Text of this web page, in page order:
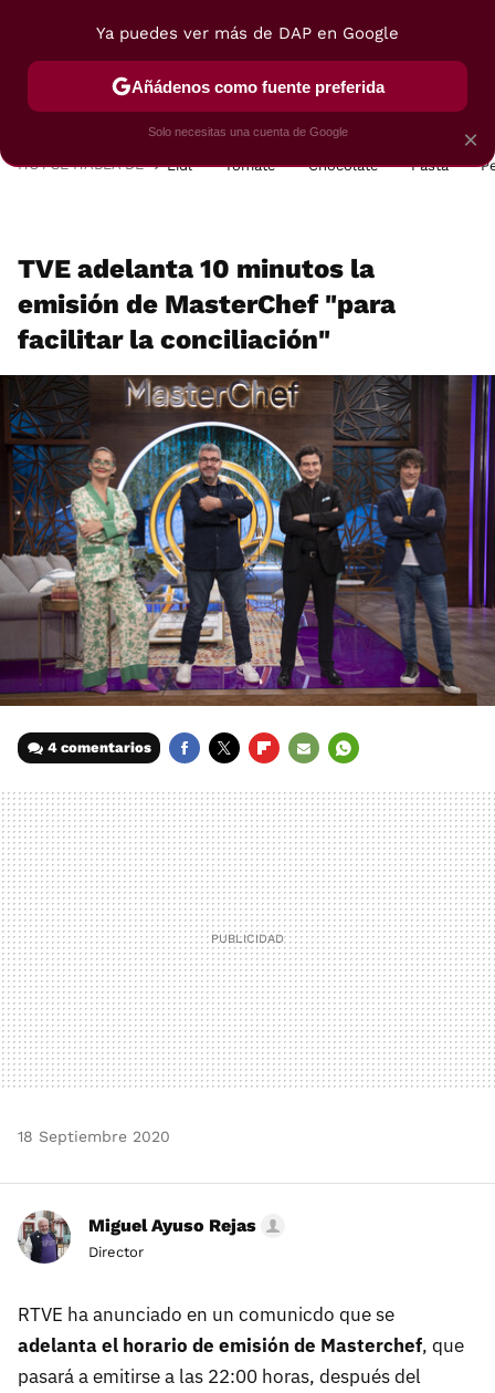
POSTRES VIAJES SELECCIÓN VEGUI
HOY SE HABLA DE Lidl Tomate Chocolate Pasta
TVE adelanta 10 minutos la
emisión de MasterChef "para
facilitar la conciliación"
4 comentarios
MAIL
18 Septiembre 2020
Miguel Ayuso Rejas
Director
RTVE ha anunciado en un comunicdo que se
adelanta el horario de emisión de Masterchef, que
pasará a emitirse a las 22:00 horas, después del
×
Ya puedes ver más de DAP en Google
Añádenos como fuente preferida
Solo necesitas una cuenta de Google